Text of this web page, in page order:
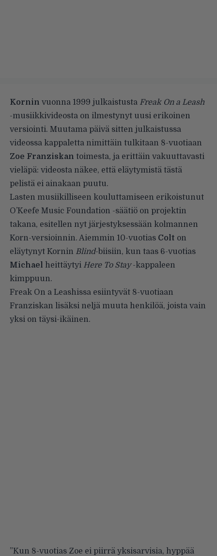
Kornin vuonna 1999 julkaistusta Freak On a Leash
-musiikkivideosta on ilmestynyt uusi erikoinen
versiointi. Muutama päivä sitten julkaistussa
videossa kappaletta nimittäin tulkitaan 8-vuotiaan
Zoe Franziskan toimesta, ja erittäin vakuuttavasti
vieläpä: videosta näkee, että eläytymistä tästä
pelistä ei ainakaan puutu.
Lasten musiikilliseen kouluttamiseen erikoistunut
O’Keefe Music Foundation -säätiö on projektin
takana, esitellen nyt järjestyksessään kolmannen
Korn-versioinnin. Aiemmin 10-vuotias Colt on
eläytynyt Kornin Blind-biisiin, kun taas 6-vuotias
Michael
heittäytyi Here To Stay-kappaleen
kimppuun.
Freak On a Leashissa esiintyvät 8-vuotiaan
Franziskan lisäksi neljä muuta henkilöä, joista vain
yksi on täysi-ikäinen.
”Kun 8-vuotias Zoe ei piirrä yksisarvisia, hyppää